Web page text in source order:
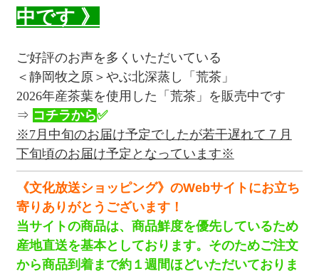
中です 》
ご好評のお声を多くいただいている
＜静岡牧之原＞やぶ北深蒸し「荒茶」
2026年産茶葉を使用した「荒茶」を販売中です
⇒ コチラから✅
※7月中旬のお届け予定でしたが若干遅れて７月
下旬頃のお届け予定となっています※
《文化放送ショッピング》のWebサイトにお立ち
寄りありがとうございます！
当サイトの商品は、商品鮮度を優先しているため
産地直送を基本としております。 そのためご注文
から商品到着まで約１週間ほどいただいておりま